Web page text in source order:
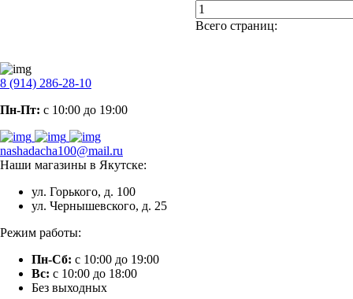
Всего страниц:
8 (914) 286-28-10
Пн-Пт: с 10:00 до 19:00
nashadacha100@mail.ru
Наши магазины в Якутске:
ул. Горького, д. 100
ул. Чернышевского, д. 25
Режим работы:
Пн-Сб: с 10:00 до 19:00
Вс: с 10:00 до 18:00
Без выходных